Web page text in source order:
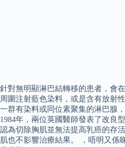
針對無明顯淋巴結轉移的患者，會
周圍注射藍色染料，或是含有放射
一群有染料或同位素聚集的淋巴腺
1984年，兩位英國醫師發表了改良
認為切除胸肌並無法提高乳癌的存
肌也不影響治療結果。 ，唔明又係